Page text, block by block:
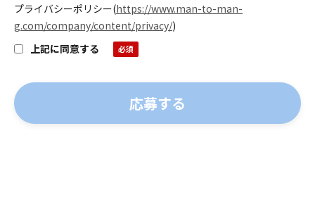
プライバシーポリシー(https://www.man-to-man-
g.com/company/content/privacy/)
上記に同意する